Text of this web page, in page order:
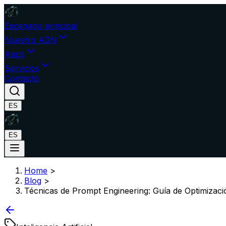
Escenario principal
Nuestro ADN
Apps
Servicios
Contacto
ES
ES
Home >
Blog >
Técnicas de Prompt Engineering: Guía de